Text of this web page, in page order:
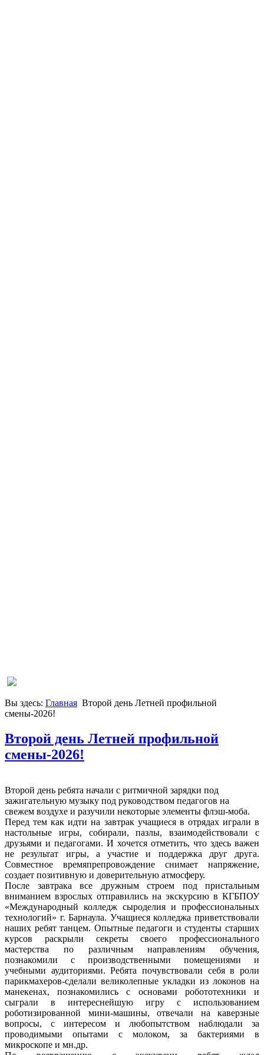
Вы здесь: Главная Второй день Летней профильной
смены-2026!
Второй день Летней профильной
смены-2026!
Второй день ребята начали с ритмичной зарядки под
зажигательную музыку под руководством педагогов на
свежем воздухе и разучили некоторые элементы флэш-моба.
Перед тем как идти на завтрак учащиеся в отрядах играли в
настольные игры, собирали, пазлы, взаимодействовали с
друзьями и педагогами. И хочется отметить, что здесь важен
не результат игры, а участие и поддержка друг друга.
Совместное времяпрепровождение снимает напряжение,
создает позитивную и доверительную атмосферу.
После завтрака все дружным строем под пристальным
вниманием взрослых отправились на экскурсию в КГБПОУ
«Международный колледж сыроделия и профессиональных
технологий» г. Барнаула. Учащиеся колледжа приветствовали
наших ребят танцем. Опытные педагоги и студенты старших
курсов раскрыли секреты своего профессионального
мастерства по различным направлениям обучения,
познакомили с производственными помещениями и
учебными аудиториями. Ребята почувствовали себя в роли
парикмахеров-сделали великолепные укладки из локонов на
манекенах, познакомились с основами робототехники и
сыграли в интереснейшую игру с использованием
роботизированной мини-машины, отвечали на каверзные
вопросы, с интересом и любопытством наблюдали за
проводимыми опытами с молоком, за бактериями в
микроскопе и мн.др.